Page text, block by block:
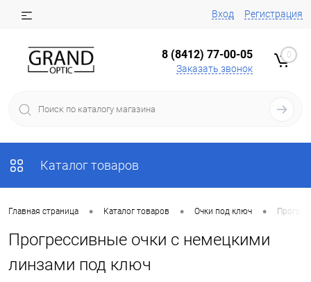
Вход Регистрация
8 (8412) 77-00-05
Заказать звонок
0
Каталог товаров
Главная страница • Каталог товаров • Очки под ключ •
Прогрессивные очки с немецкими
линзами под ключ